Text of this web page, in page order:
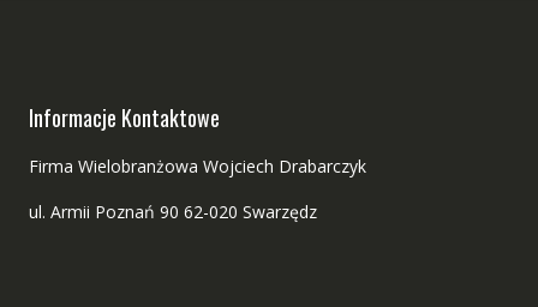
Informacje Kontaktowe
Firma Wielobranżowa Wojciech Drabarczyk
ul. Armii Poznań 90 62-020 Swarzędz